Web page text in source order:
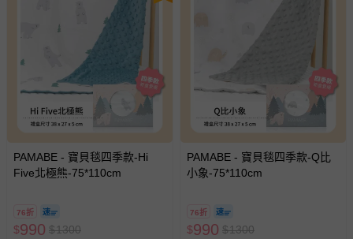
PAMABE - 寶貝毯四季款-Hi
Five北極熊-75*110cm
76折
$990 $1300
PAMABE - 寶貝毯四季款-Q比
小象-75*110cm
76折
$990 $1300